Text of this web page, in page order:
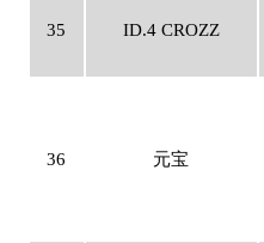
35 ID.4 CROZZ
36 元宝